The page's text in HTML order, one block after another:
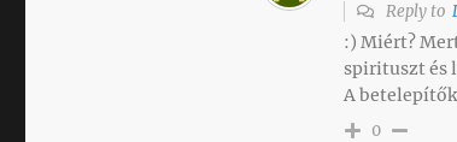
Reply to
:) Miért?
spirituszt és
A
0